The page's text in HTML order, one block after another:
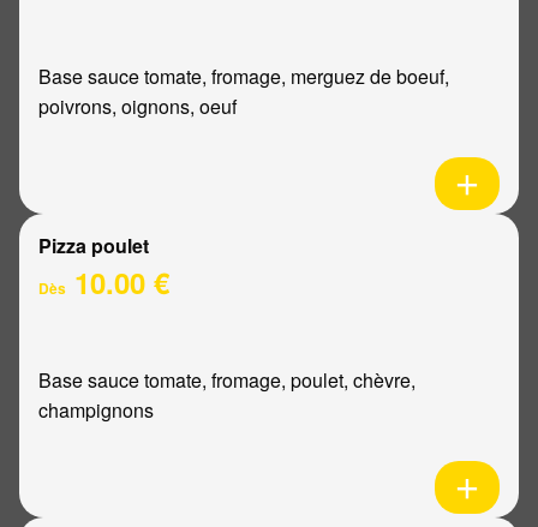
Base sauce tomate, fromage, merguez de boeuf,
poivrons, oignons, oeuf
Pizza poulet
Dès 10.00 €
Base sauce tomate, fromage, poulet, chèvre,
champignons